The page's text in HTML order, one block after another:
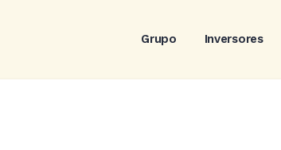
Grupo Inversores